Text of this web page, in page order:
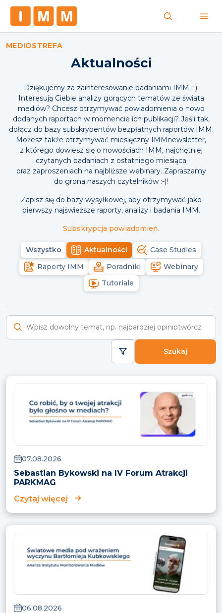
MEDIOSTREFA
Aktualności
Dziękujemy za zainteresowanie badaniami IMM :-).
Interesują Ciebie analizy gorących tematów ze świata
mediów? Chcesz otrzymywać powiadomienia o nowo
dodanych raportach w momencie ich publikacji? Jeśli tak,
dołącz do bazy subskrybentów bezpłatnych raportów IMM.
Możesz także otrzymywać miesięczny IMMnewsletter,
z którego dowiesz się o nowościach IMM, najchętniej
czytanych badaniach z ostatniego miesiąca
oraz zaproszeniach na najbliższe webinary. Zapraszamy
do grona naszych czytelników :-)!
Zapisz się do bazy wysyłkowej, aby otrzymywać jako
pierwszy najświeższe raporty, analizy i badania IMM.
Subskrypcja powiadomień.
Wszystko Aktualności
Case Studies
Raporty IMM
Poradniki
Webinary
Tutoriale
Szukaj
07.08.2026
Sebastian Bykowski na IV Forum Atrakcji
PARKMAG
Czytaj więcej
06.08.2026